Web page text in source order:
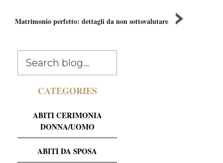
Matrimonio perfetto: dettagli da non sottovalutare
CATEGORIES
ABITI CERIMONIA
DONNA/UOMO
ABITI DA SPOSA